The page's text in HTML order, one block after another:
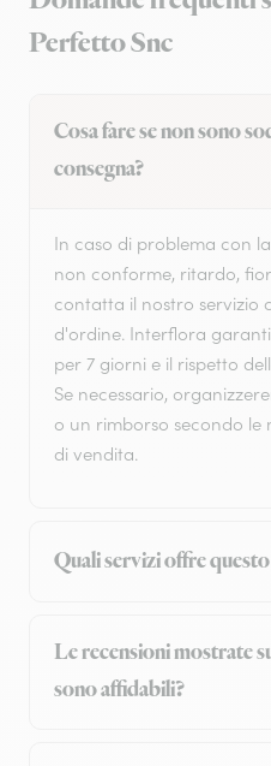
Perfetto Snc
Cosa fare se non sono
consegna?
In caso di problema con
non conforme, ritardo,
contatta il nostro servizio
d'ordine. Interflora
per 7 giorni e il rispetto
Se necessario,
o un rimborso secondo le
di vendita.
Quali servizi offre
Le recensioni mostrate
sono affidabili?